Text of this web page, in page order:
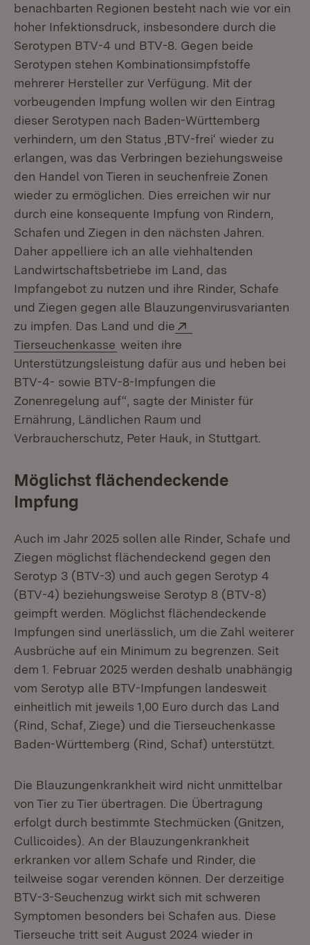
benachbarten Regionen besteht nach wie vor ein
hoher Infektionsdruck, insbesondere durch die
Serotypen BTV-4 und BTV-8. Gegen beide
Serotypen stehen Kombinationsimpfstoffe
mehrerer Hersteller zur Verfügung. Mit der
vorbeugenden Impfung wollen wir den Eintrag
dieser Serotypen nach Baden-Württemberg
verhindern, um den Status ,BTV-frei‘ wieder zu
erlangen, was das Verbringen beziehungsweise
den Handel von Tieren in seuchenfreie Zonen
wieder zu ermöglichen. Dies erreichen wir nur
durch eine konsequente Impfung von Rindern,
Schafen und Ziegen in den nächsten Jahren.
Daher appelliere ich an alle viehhaltenden
Landwirtschaftsbetriebe im Land, das
Impfangebot zu nutzen und ihre Rinder, Schafe
und Ziegen gegen alle Blauzungenvirusvarianten
zu impfen. Das Land und die
Tierseuchenkasse (Öffnet in neuem Fenster)
weiten ihre
Unterstützungsleistung dafür aus und heben bei
BTV-4- sowie BTV-8-Impfungen die
Zonenregelung auf“, sagte der Minister für
Ernährung, Ländlichen Raum und
Verbraucherschutz, Peter Hauk, in Stuttgart.
Möglichst flächendeckende
Impfung
Auch im Jahr 2025 sollen alle Rinder, Schafe und
Ziegen möglichst flächendeckend gegen den
Serotyp 3 (BTV-3) und auch gegen Serotyp 4
(BTV-4) beziehungsweise Serotyp 8 (BTV-8)
geimpft werden. Möglichst flächendeckende
Impfungen sind unerlässlich, um die Zahl weiterer
Ausbrüche auf ein Minimum zu begrenzen. Seit
dem 1. Februar 2025 werden deshalb unabhängig
vom Serotyp alle BTV-Impfungen landesweit
einheitlich mit jeweils 1,00 Euro durch das Land
(Rind, Schaf, Ziege) und die Tierseuchenkasse
Baden-Württemberg (Rind, Schaf) unterstützt.
Die Blauzungenkrankheit wird nicht unmittelbar
von Tier zu Tier übertragen. Die Übertragung
erfolgt durch bestimmte Stechmücken (Gnitzen,
Cullicoides). An der Blauzungenkrankheit
erkranken vor allem Schafe und Rinder, die
teilweise sogar verenden können. Der derzeitige
BTV-3-Seuchenzug wirkt sich mit schweren
Symptomen besonders bei Schafen aus. Diese
Tierseuche tritt seit August 2024 wieder in